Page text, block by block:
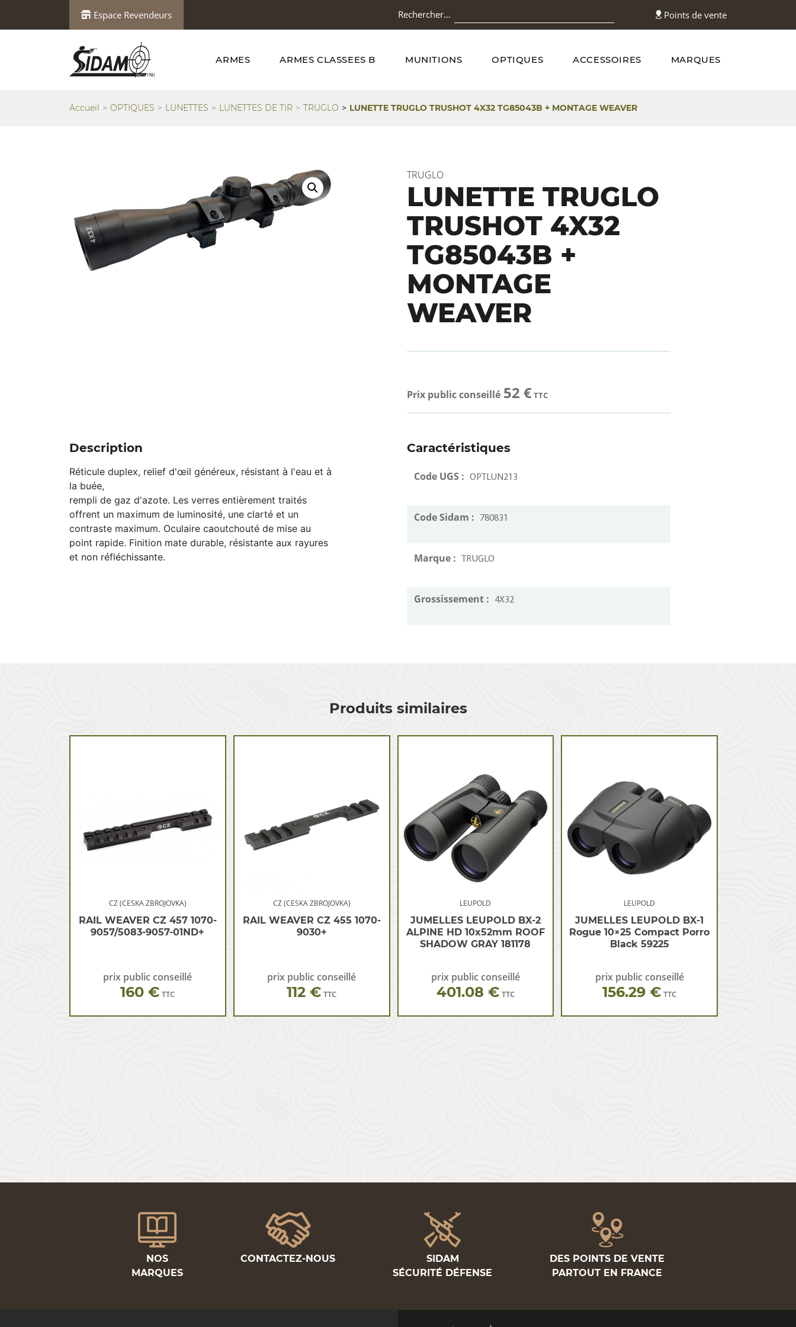
Espace Revendeurs Rechercher… Points de vente
ARMES ARMES CLASSEES B MUNITIONS OPTIQUES ACCESSOIRES MARQUES
Accueil OPTIQUES LUNETTES LUNETTES DE TIR TRUGLO LUNETTE TRUGLO TRUSHOT 4X32 TG85043B + MONTAGE WEAVER
TRUGLO
LUNETTE TRUGLO
TRUSHOT 4X32
TG85043B +
MONTAGE
WEAVER
Prix public conseillé 52 €TTC
Description
Réticule duplex, relief d'œil généreux, résistant à l'eau et à
la buée,
rempli de gaz d'azote. Les verres entièrement traités
offrent un maximum de luminosité, une clarté et un
contraste maximum. Oculaire caoutchouté de mise au
point rapide. Finition mate durable, résistante aux rayures
et non réfléchissante.
Caractéristiques
Code UGS : OPTLUN213
Code Sidam : 780831
Marque : TRUGLO
Grossissement : 4X32
Produits similaires
CZ (CESKA ZBROJOVKA)
RAIL WEAVER CZ 457 1070-
9057/5083-9057-01ND+
prix public conseillé
160 € TTC
CZ (CESKA ZBROJOVKA)
RAIL WEAVER CZ 455 1070-
9030+
prix public conseillé
112 € TTC
LEUPOLD
JUMELLES LEUPOLD BX-2
ALPINE HD 10x52mm ROOF
SHADOW GRAY 181178
prix public conseillé
401.08 € TTC
LEUPOLD
JUMELLES LEUPOLD BX-1
Rogue 10×25 Compact Porro
Black 59225
prix public conseillé
156.29 € TTC
NOS
MARQUES
CONTACTEZ-NOUS
SIDAM
SÉCURITÉ DÉFENSE
DES POINTS DE VENTE
PARTOUT EN FRANCE